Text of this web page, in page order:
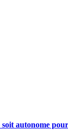
autonome